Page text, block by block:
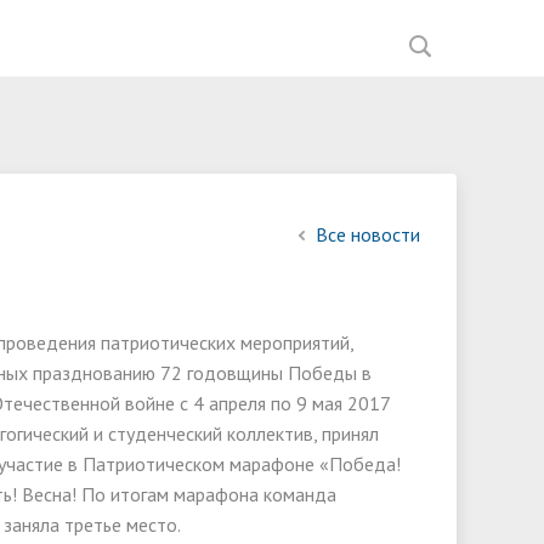
Материально-техническое
Доступная среда
Вакантные места для приёма
(перевода) обучающихся
Организация питания в
образовательной деятельности
необходимых для приема на
Рейтинг абитуриентов
Спортивный клуб "Атлант"Все новости
патриотических мероприятий,
празднованию 72 годовщины Победы в
войне с 4 апреля по 9 мая 2017
и студенческий коллектив, принял
в Патриотическом марафоне «Победа!
Весна! По итогам марафона команда
третье место.